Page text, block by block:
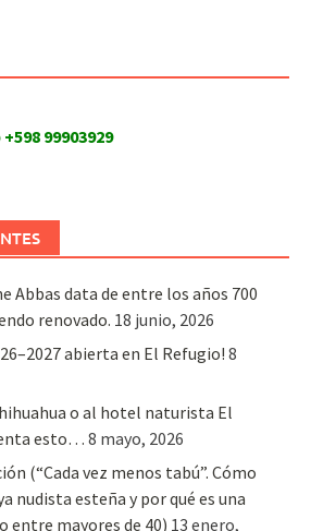
99903929
Abbas data de entre los años 700
renovado. 18 junio, 2026
abierta en El Refugio! 8
o al hotel naturista El
esto… 8 mayo, 2026
(“Cada vez menos tabú”. Cómo
nudista esteña y por qué es una
entre mayores de 40) 13 enero,